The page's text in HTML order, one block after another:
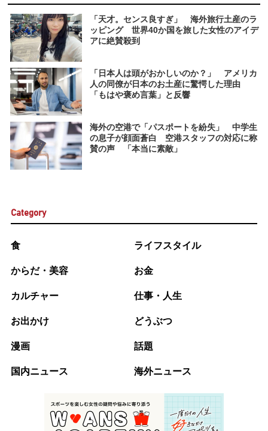
「天才。センス良すぎ」 海外旅行土産のラ
ッピング 世界40か国を旅した女性のアイデ
アに絶賛殺到
「日本人は頭がおかしいのか？」 アメリカ
人の同僚が日本のお土産に驚愕した理由
「もはや褒め言葉」と反響
海外の空港で「パスポートを紛失」 中学生
の息子が顔面蒼白 空港スタッフの対応に称
賛の声 「本当に素敵」
Category
食 ライフスタイル
からだ・美容 お金
カルチャー 仕事・人生
お出かけ どうぶつ
漫画 話題
国内ニュース 海外ニュース